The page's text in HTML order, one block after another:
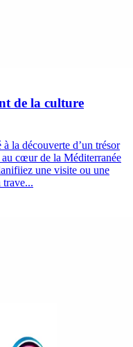
de la culture
la découverte d’un trésor
cœur de la Méditerranée
une visite ou une
trave...